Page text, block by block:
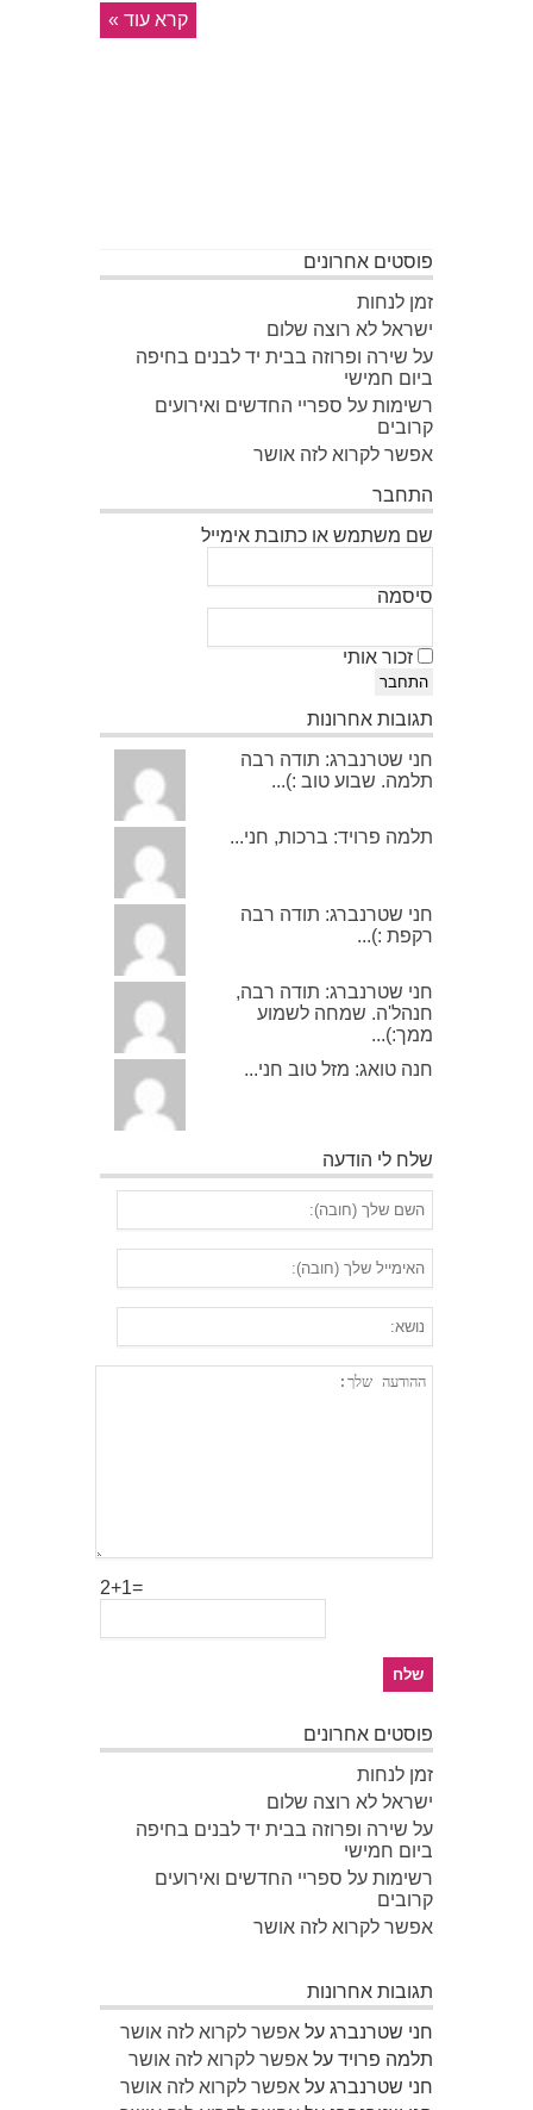
קרא עוד »
פוסטים אחרונים
זמן לנחות
ישראל לא רוצה שלום
על שירה ופרוזה בבית יד לבנים בחיפה
ביום חמישי
רשימות על ספריי החדשים ואירועים
קרובים
אפשר לקרוא לזה אושר
התחבר
שם משתמש או כתובת אימייל
סיסמה
זכור אותי
התחבר
תגובות אחרונות
חני שטרנברג: תודה רבה
תלמה. שבוע טוב :)...
תלמה פרויד: ברכות, חני...
חני שטרנברג: תודה רבה
רקפת :)...
חני שטרנברג: תודה רבה,
חנהל'ה. שמחה לשמוע
ממך:)...
חנה טואג: מזל טוב חני...
שלח לי הודעה
2+1=
פוסטים אחרונים
זמן לנחות
ישראל לא רוצה שלום
על שירה ופרוזה בבית יד לבנים בחיפה
ביום חמישי
רשימות על ספריי החדשים ואירועים
קרובים
אפשר לקרוא לזה אושר
תגובות אחרונות
חני שטרנברג על אפשר לקרוא לזה אושר
תלמה פרויד על אפשר לקרוא לזה אושר
חני שטרנברג על אפשר לקרוא לזה אושר